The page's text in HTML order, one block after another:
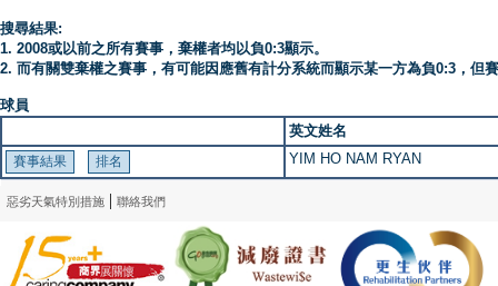
搜尋結果:
1. 2008或以前之所有賽事，棄權者均以負0:3顯示。
2. 而有關雙棄權之賽事，有可能因應舊有計分系統而顯示某一方為負0:3，但
球員
英文姓名
YIM HO NAM RYAN